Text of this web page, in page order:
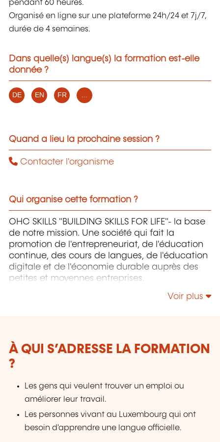
pendant 60 heures.
Organisé en ligne sur une plateforme 24h/24 et 7j/7,
durée de 4 semaines.
Dans quelle(s) langue(s) la formation est-elle
donnée ?
DE EN FR
Quand a lieu la prochaine session ?
Contacter l'organisme
Qui organise cette formation ?
OHC SKILLS "BUILDING SKILLS FOR LIFE"- la base
de notre mission. Une société qui fait la
promotion de l'entrepreneuriat, de l'éducation
continue, des cours de langues, de l'éducation
digitale et de l'économie durable auprès des
petites et moyennes entreprises.
Voir plus
À QUI S’ADRESSE LA FORMATION
?
Les gens qui veulent trouver un emploi ou
améliorer leur travail.
Les personnes vivant au Luxembourg qui ont
besoin d'apprendre une langue officielle.